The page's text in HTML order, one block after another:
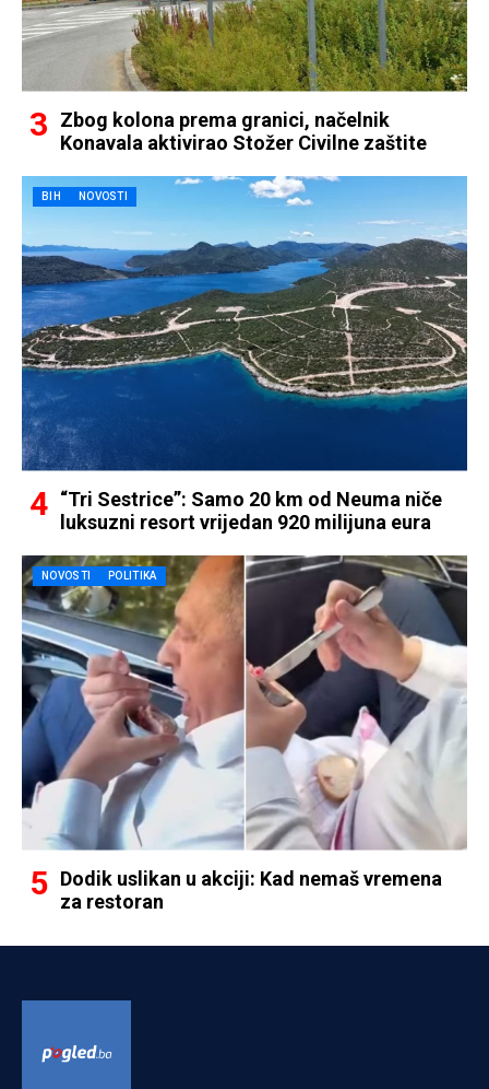
Zbog kolona prema granici, načelnik
Konavala aktivirao Stožer Civilne zaštite
BIH NOVOSTI
“Tri Sestrice”: Samo 20 km od Neuma niče
luksuzni resort vrijedan 920 milijuna eura
NOVOSTI POLITIKA
Dodik uslikan u akciji: Kad nemaš vremena
za restoran